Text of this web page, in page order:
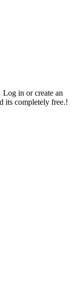
its completely free.!